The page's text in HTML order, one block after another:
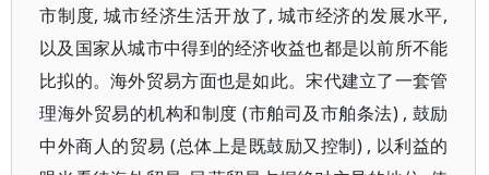
市制度, 城市经济生活开放了, 城市经济的发展水平,
以及国家从城市中得到的经济收益也都是以前所不能
比拟的。海外贸易方面也是如此。宋代建立了一套管
理海外贸易的机构和制度 (市舶司及市舶条法) , 鼓励
中外商人的贸易 (总体上是既鼓励又控制) , 以利益的